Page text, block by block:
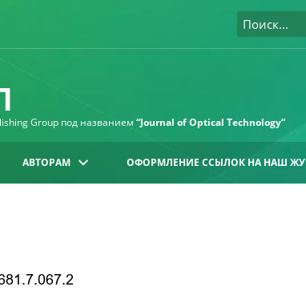
Group под названием “Journal of Optical Technology“
АВТОРАМ ОФОРМЛЕНИЕ ССЫЛОК НА НАШ